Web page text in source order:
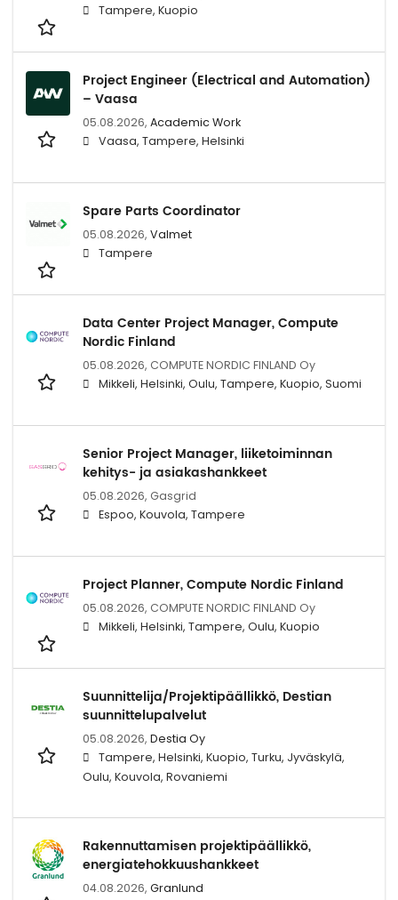
Tampere, Kuopio
Project Engineer (Electrical and Automation)
– Vaasa
05.08.2026, Academic Work
Vaasa, Tampere, Helsinki
Spare Parts Coordinator
05.08.2026, Valmet
Tampere
Data Center Project Manager, Compute
Nordic Finland
05.08.2026, COMPUTE NORDIC FINLAND Oy
Mikkeli, Helsinki, Oulu, Tampere, Kuopio, Suomi
Senior Project Manager, liiketoiminnan
kehitys- ja asiakashankkeet
05.08.2026, Gasgrid
Espoo, Kouvola, Tampere
Project Planner, Compute Nordic Finland
05.08.2026, COMPUTE NORDIC FINLAND Oy
Mikkeli, Helsinki, Tampere, Oulu, Kuopio
Suunnittelija/Projektipäällikkö, Destian
suunnittelupalvelut
05.08.2026, Destia Oy
Tampere, Helsinki, Kuopio, Turku, Jyväskylä,
Oulu, Kouvola, Rovaniemi
Rakennuttamisen projektipäällikkö,
energiatehokkuushankkeet
04.08.2026, Granlund